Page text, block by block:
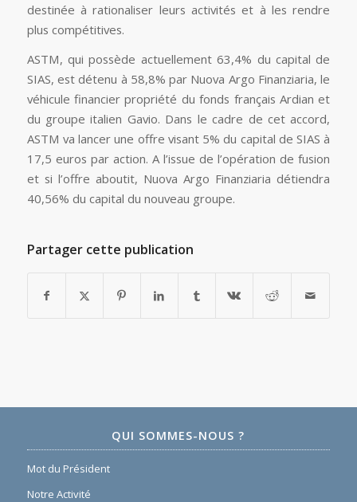
destinée à rationaliser leurs activités et à les rendre
plus compétitives.
ASTM, qui possède actuellement 63,4% du capital de
SIAS, est détenu à 58,8% par Nuova Argo Finanziaria, le
véhicule financier propriété du fonds français Ardian et
du groupe italien Gavio. Dans le cadre de cet accord,
ASTM va lancer une offre visant 5% du capital de SIAS à
17,5 euros par action. A l’issue de l’opération de fusion
et si l’offre aboutit, Nuova Argo Finanziaria détiendra
40,56% du capital du nouveau groupe.
Partager cette publication
QUI SOMMES-NOUS ?
Mot du Président
Notre Activité